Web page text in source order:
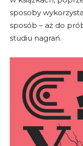
sposoby
sposób – aż do
studiu nagrań.